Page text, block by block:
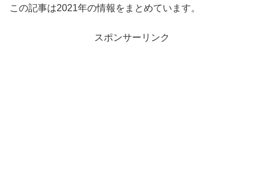
この記事は2021年の情報をまとめています。
スポンサーリンク